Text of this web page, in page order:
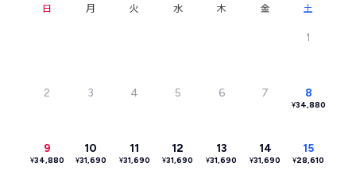
日 月 火 水 木 金 土
1
2 3 4 5 6 7 8
¥34,880
9
¥34,880
10
¥31,690
11
¥31,690
12
¥31,690
13
¥31,690
14
¥31,690
15
¥28,610